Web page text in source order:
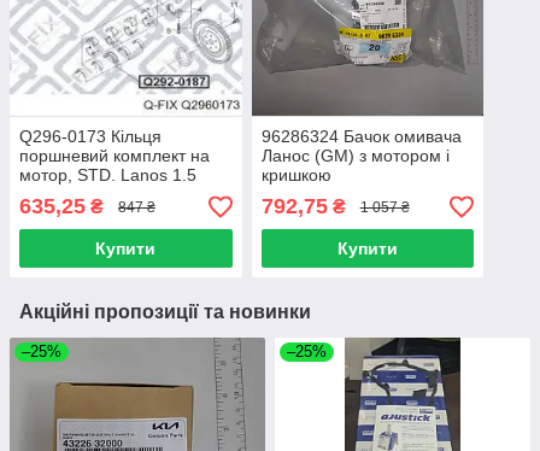
Q296-0173 Кільця
поршневий комплект на
мотор, STD. Lanos 1.5
635,25 ₴ 847 ₴
Купити
96286324 Бачок омивача
Ланос (GM) з мотором і
кришкою
792,75₴ 1 057 ₴
Купити
Акційні пропозиції та новинки
–25% –25%